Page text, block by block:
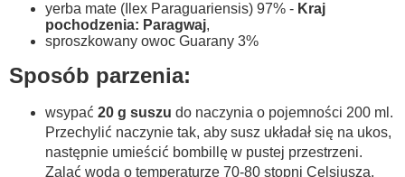
yerba mate (Ilex Paraguariensis) 97% - Kraj
pochodzenia: Paragwaj,
sproszkowany owoc Guarany 3%
Sposób parzenia:
wsypać 20 g suszu do naczynia o pojemności 200 ml.
Przechylić naczynie tak, aby susz układał się na ukos,
następnie umieścić bombillę w pustej przestrzeni.
Zalać wodą o temperaturze 70-80 stopni Celsjusza,